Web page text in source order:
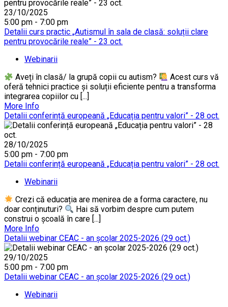
23/10/2025
5:00 pm - 7:00 pm
Detalii curs practic „Autismul în sala de clasă: soluții clare
pentru provocările reale” - 23 oct.
Webinarii
Aveți în clasă/ la grupă copii cu autism?
Acest curs vă
oferă tehnici practice și soluții eficiente pentru a transforma
integrarea copiilor cu [...]
More Info
Detalii conferință europeană „Educația pentru valori” - 28 oct.
28/10/2025
5:00 pm - 7:00 pm
Detalii conferință europeană „Educația pentru valori” - 28 oct.
Webinarii
Crezi că educația are menirea de a forma caractere, nu
doar conținuturi?
Hai să vorbim despre cum putem
construi o școală în care [...]
More Info
Detalii webinar CEAC - an școlar 2025-2026 (29 oct.)
29/10/2025
5:00 pm - 7:00 pm
Detalii webinar CEAC - an școlar 2025-2026 (29 oct.)
Webinarii